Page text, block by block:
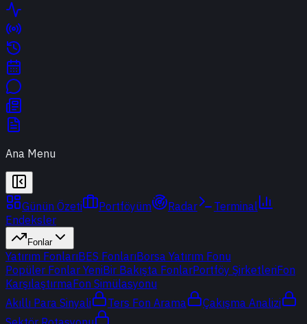
Ana Menu
Günün Özeti Portföyüm Radar
Terminal
Endeksler
Fonlar
Yatırım FonlarıBES FonlarıBorsa Yatırım Fonu
Popüler Fonlar YeniBir Bakışta FonlarPortföy ŞirketleriFon
KarşılaştırmaFon Simülasyonu
Akıllı Para Sinyali
Ters Fon Arama
Çakışma Analizi